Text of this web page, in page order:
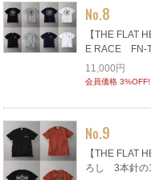
No.8
【THE FLAT
E RACE FN-
11,000円
会員価格 3%OFF!!
No.9
【THE FLAT
ろし 3本針の